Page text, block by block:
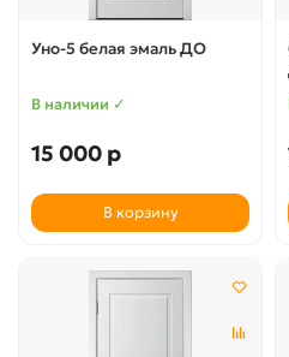
Уно-5 белая эмаль ДО
В наличии ✓
15 000 р
В корзину